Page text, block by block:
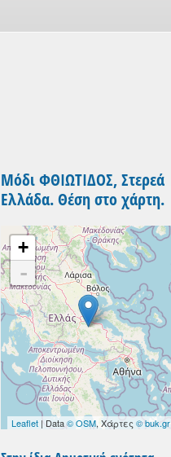
Μόδι ΦΘΙΩΤΙΔΟΣ, Στερεά
Ελλάδα. Θέση στο χάρτη.
+
-
Leaflet| Data© OSM, Χάρτες © buk.gr